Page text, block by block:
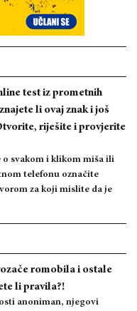
test iz prometnih
li ovaj znak i još
riješite i provjerite
svakom i klikom miša ili
telefonu označite
za koji mislite da je
romobila i ostale
li pravila?!
anoniman, njegovi